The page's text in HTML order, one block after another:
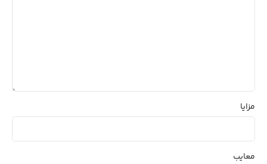
مزایا
معایب